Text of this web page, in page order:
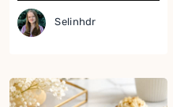
Selinhdr